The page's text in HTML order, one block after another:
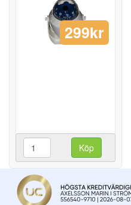
299kr
Köp